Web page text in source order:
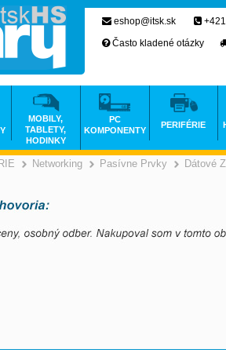
>
Networking >
Pasívne Prvky Dátové
eshop@itsk.sk
Často kladené otázky
MOBILY,
TABLETY,
HODINKY
PC
KOMPONENTY
PERIFÉRIE